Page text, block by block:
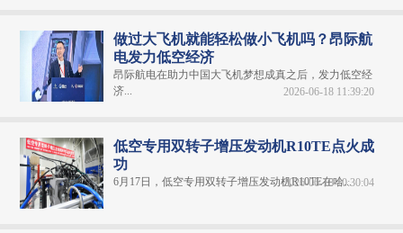
做过大飞机就能轻松做小飞机吗？昂际航
电发力低空经济
昂际航电在助力中国大飞机梦想成真之后，发力低空经
济...
2026-06-18 11:39:20
低空专用双转子增压发动机R10TE点火成
功
6月17日，低空专用双转子增压发动机R10TE在哈...
2026-06-18 10:30:04